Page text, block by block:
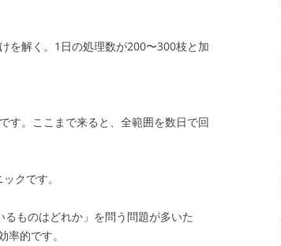
を解く。1日の処理数が200〜300枝と加
す。ここまで来ると、全範囲を数日で回
クです。
ものはどれか」を問う問題が多いた
的です。